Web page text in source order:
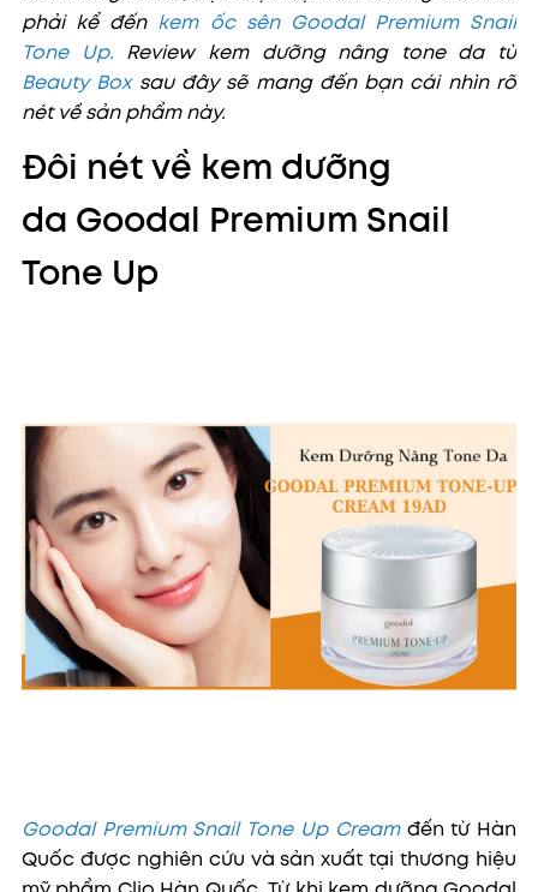
phải kể đến kem ốc sên Goodal Premium Snail
Tone Up. Review kem dưỡng nâng tone da từ
Beauty Boxsau đây sẽ mang đến bạn cái nhìn rõ
nét về sản phẩm này.
Đôi nét về kem dưỡng
da Goodal Premium Snail
Tone Up
Goodal Premium Snail Tone Up Creamđến từ Hàn
Quốc được nghiên cứu và sản xuất tại thương hiệu